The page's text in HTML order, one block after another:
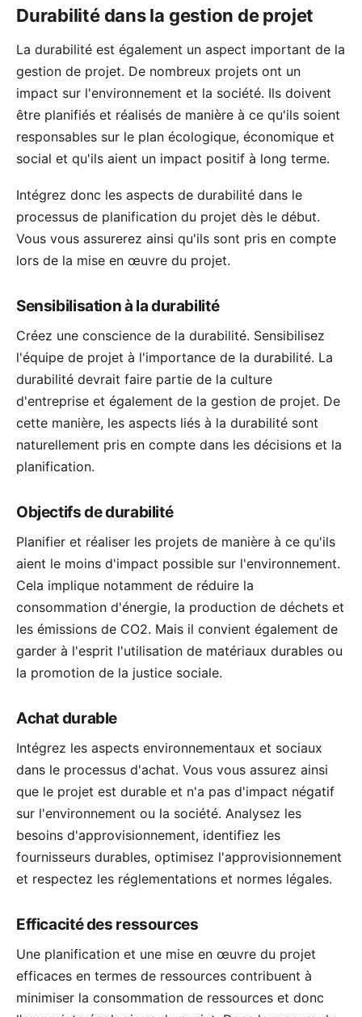
Durabilité dans la gestion de projet
La durabilité est également un aspect important de la
gestion de projet. De nombreux projets ont un
impact sur l'environnement et la société. Ils doivent
être planifiés et réalisés de manière à ce qu'ils soient
responsables sur le plan écologique, économique et
social et qu'ils aient un impact positif à long terme.
Intégrez donc les aspects de durabilité dans le
processus de planification du projet dès le début.
Vous vous assurerez ainsi qu'ils sont pris en compte
lors de la mise en œuvre du projet.
Sensibilisation à la durabilité
Créez une conscience de la durabilité. Sensibilisez
l'équipe de projet à l'importance de la durabilité. La
durabilité devrait faire partie de la culture
d'entreprise et également de la gestion de projet. De
cette manière, les aspects liés à la durabilité sont
naturellement pris en compte dans les décisions et la
planification.
Objectifs de durabilité
Planifier et réaliser les projets de manière à ce qu'ils
aient le moins d'impact possible sur l'environnement.
Cela implique notamment de réduire la
consommation d'énergie, la production de déchets et
les émissions de CO2. Mais il convient également de
garder à l'esprit l'utilisation de matériaux durables ou
la promotion de la justice sociale.
Achat durable
Intégrez les aspects environnementaux et sociaux
dans le processus d'achat. Vous vous assurez ainsi
que le projet est durable et n'a pas d'impact négatif
sur l'environnement ou la société. Analysez les
besoins d'approvisionnement, identifiez les
fournisseurs durables, optimisez l'approvisionnement
et respectez les réglementations et normes légales.
Efficacité des ressources
Une planification et une mise en œuvre du projet
efficaces en termes de ressources contribuent à
minimiser la consommation de ressources et donc